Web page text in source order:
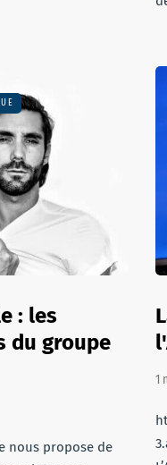
: les
du groupe
nous propose de
1